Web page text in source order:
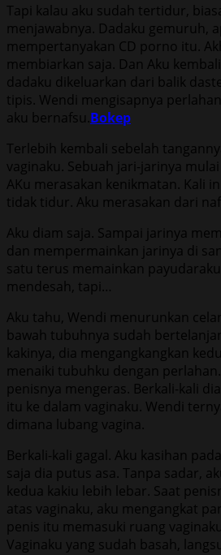
Tapi kalau aku sudah tertidur,
menjawabnya. Dadaku gemuruh,
mempertanyakan CD porno itu.
membiarkan saja. Dan Aku
dadaku dikeluarkan dari balik
tipis. Wendi mengisapnya
aku bernafsu.Bokep
Terlebih kembali sebelah
vaginaku. Sebuah jari-jarinya
AKu merasakan kenikmatan. Kali
tidak tidur. Aku merasakan dari
Aku diam saja. Sampai jarinya
dan mempermainkan jarinya di
satu terus memainkan
mendesah, tapi…
Aku tahu, Wendi menurunkan
bawah tubuhnya sudah
kakinya, dia mengangkangkan
menaiki tubuhku dengan
penisnya mengeras. Berkali-kali
itu ke dalam vaginaku. Wendi
dimana lubang vagina.
Berkali-kali gagal. Aku kasihan
saja dia putus asa. Tanpa sadar,
kedua kakiu lebih lebar. Saat
atas vaginaku, aku mengangkat
penis itu memasuki ruang
Vaginaku yang sudah basah,